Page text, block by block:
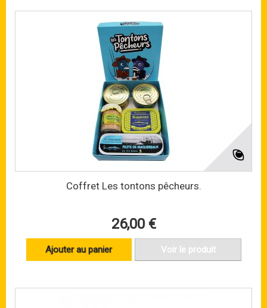
Coffret Les tontons pêcheurs.
26,00 €
Ajouter au panier Voir le produit